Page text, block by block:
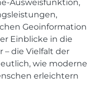
Ausweisfunktion,
Geoinformation
Einblicke in die
– die Vielfalt der
wie moderne
erleichtern